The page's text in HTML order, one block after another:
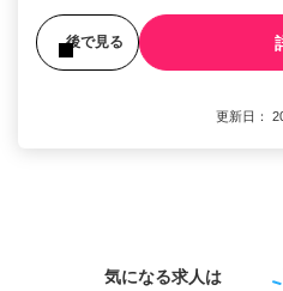
後で見る
更新日：
気になる求人は